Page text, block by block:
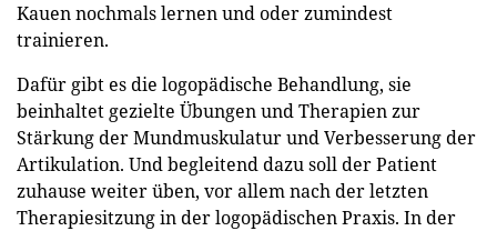
Kauen nochmals lernen und oder zumindest
trainieren.
Dafür gibt es die logopädische Behandlung, sie
beinhaltet gezielte Übungen und Therapien zur
Stärkung der Mundmuskulatur und Verbesserung der
Artikulation. Und begleitend dazu soll der Patient
zuhause weiter üben, vor allem nach der letzten
Therapiesitzung in der logopädischen Praxis. In der